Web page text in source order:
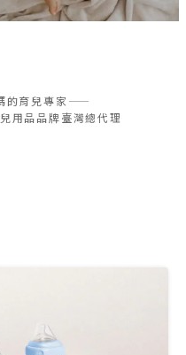
的育兒專家——
用品品牌臺灣總代理